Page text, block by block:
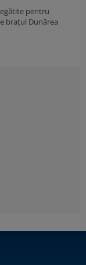
pentru
brațul Dunărea